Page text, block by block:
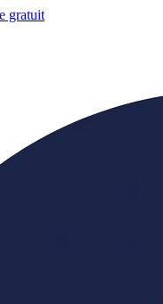
gratuit